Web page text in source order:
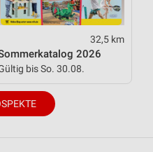
32,5 km
2026
bis So. 30.08.